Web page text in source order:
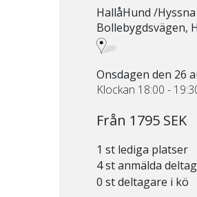
HallåHund /
Bollebygdsvägen,
Onsdagen den 26
Klockan 18:00 -
Från 1795 SEK
1 st lediga platser
4 st anmälda
0 st deltagare i kö